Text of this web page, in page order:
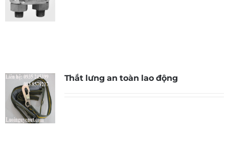
Thắt lưng an toàn lao động